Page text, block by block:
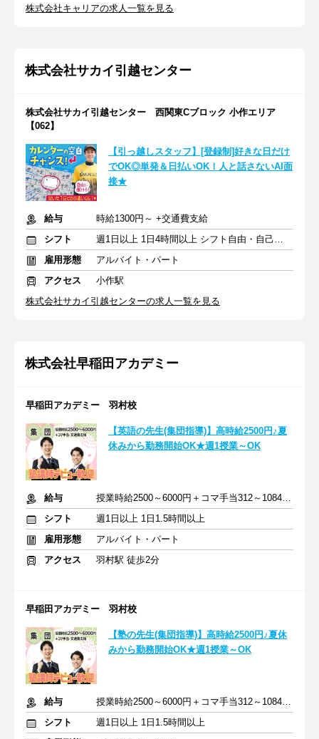
株式会社キャリアの求人一覧を見る
株式会社サカイ引越センター
株式会社サカイ引越センター 西関東Cブロック 小作エリア
【062】
【引っ越しスタッフ】[登録制]好きな日だけ
でOK◎単発＆日払いOK！人と話さないAI面
接★
給与
時給1300円～ +交通費支給
シフト
週1日以上 1日4時間以上 シフト自由・自己申告
雇用形態
アルバイト・パート
アクセス
小作駅
株式会社サカイ引越センターの求人一覧を見る
株式会社早稲田アカデミー
早稲田アカデミー 羽村校
【英語の先生(集団指導)】高時給2500円♪夏
休みから勤務開始OK★週1授業～OK
給与
授業時給2500～6000円＋コマ手当312～1084円＋交通費支給
シフト
週1日以上 1日1.5時間以上
雇用形態
アルバイト・パート
アクセス
羽村駅 徒歩2分
早稲田アカデミー 羽村校
【塾の先生(集団指導)】高時給2500円♪夏休
みから勤務開始OK★週1授業～OK
給与
授業時給2500～6000円＋コマ手当312～1084円＋交通費支給
シフト
週1日以上 1日1.5時間以上